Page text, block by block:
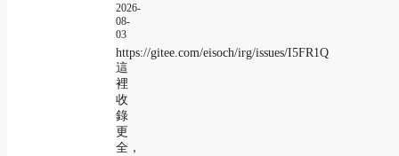
2026-
08-
03
https://gitee.com/eisoch/irg/issues/I5FR1Q
這
裡
收
錄
更
全，